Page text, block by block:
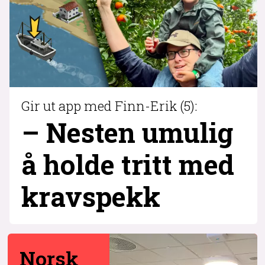
Gir ut app med Finn-Erik (5):
– Nesten umulig
å holde tritt med
krav­spekk
Norsk